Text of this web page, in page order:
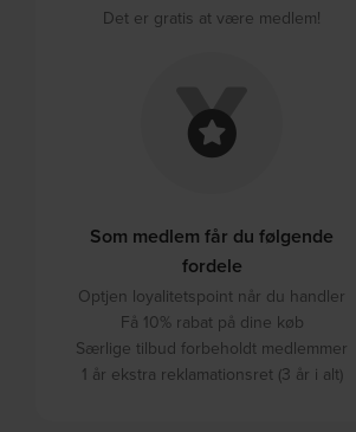
Det er gratis at være medlem!
Som medlem får du følgende
fordele
Optjen loyalitetspoint når du handler
Få 10% rabat på dine køb
Særlige tilbud forbeholdt medlemmer
1 år ekstra reklamationsret (3 år i alt)